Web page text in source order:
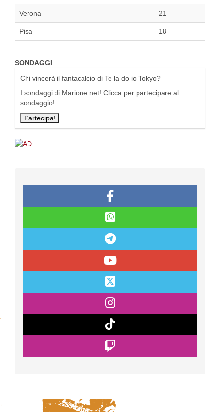
Verona 21
Pisa 18
SONDAGGI
Chi vincerà il fantacalcio di Te la do io Tokyo?
I sondaggi di Marione.net! Clicca per partecipare al
sondaggio!